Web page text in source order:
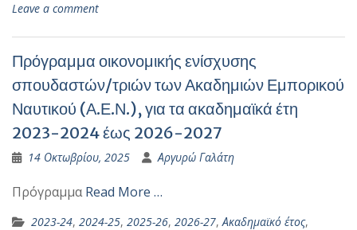
Leave a comment
Πρόγραμμα οικονομικής ενίσχυσης
σπουδαστών/τριών των Ακαδημιών Εμπορικού
Ναυτικού (Α.Ε.Ν.), για τα ακαδημαϊκά έτη
2023-2024 έως 2026-2027
14 Οκτωβρίου, 2025 Αργυρώ Γαλάτη
ΠρόγραμμαRead More …
2023-24, 2024-25, 2025-26, 2026-27,Ακαδημαϊκό έτος,